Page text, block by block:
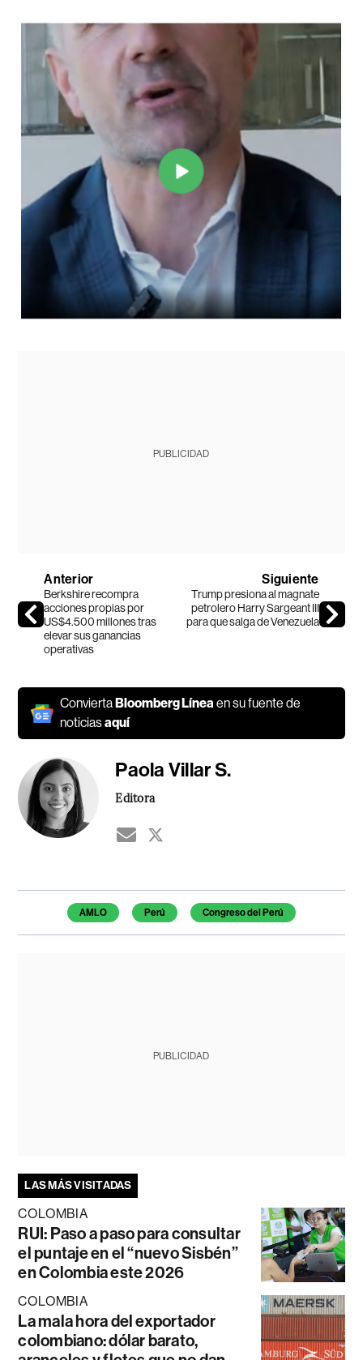
PUBLICIDAD
Anterior
Berkshire recompra
acciones propias por
US$4.500 millones tras
elevar sus ganancias
operativas
Siguiente
Trump presiona al magnate
petrolero Harry Sargeant III
para que salga de Venezuela
Convierta Bloomberg Líneaen su fuente de
noticiasaquí
Paola Villar S.
Editora
Temas de este artículo
AMLO Perú Congreso del Perú
PUBLICIDAD
LAS MÁS VISITADAS
COLOMBIA
RUI: Paso a paso para consultar
el puntaje en el “nuevo Sisbén”
en Colombia este 2026
COLOMBIA
La mala hora del exportador
colombiano: dólar barato,